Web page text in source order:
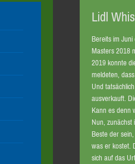
Lidl
Bereits im
Masters 2018
2019 konnte
meldeten,
Und
ausverkauft.
Kann es denn
Nun, zunächst
Beste der
was er kostet.
sich auf das